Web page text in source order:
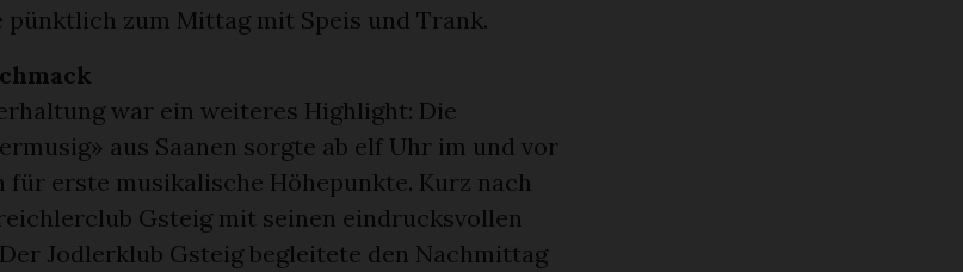
pünktlich zum Mittag mit Speis und Trank.
war ein weiteres Highlight: Die
aus Saanen sorgte ab elf Uhr im und vor
für erste musikalische Höhepunkte. Kurz nach
Gsteig mit seinen eindrucksvollen
Jodlerklub Gsteig begleitete den Nachmittag